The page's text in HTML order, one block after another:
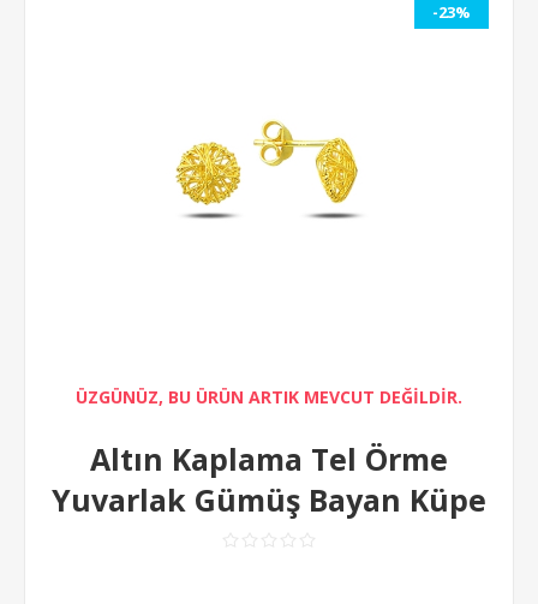
-23%
ÜZGÜNÜZ, BU ÜRÜN ARTIK MEVCUT DEĞİLDİR.
Altın Kaplama Tel Örme
Yuvarlak Gümüş Bayan Küpe